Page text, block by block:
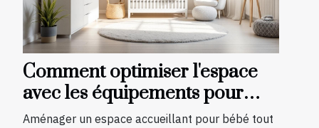
Comment optimiser l'espace
avec les équipements pour
bébé?
Aménager un espace accueillant pour bébé tout